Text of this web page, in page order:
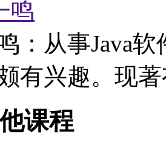
鸣
：从事Java
有兴趣。现
课程